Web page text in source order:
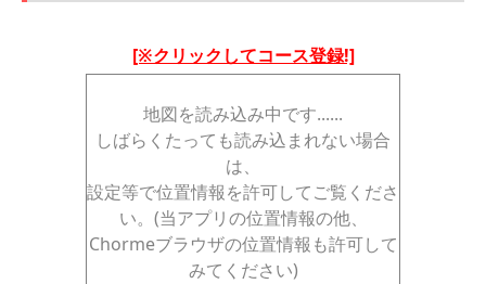
[※クリックしてコース登録!]
地図を読み込み中です......
しばらくたっても読み込まれない場合
は、
設定等で位置情報を許可してご覧くださ
い。(当アプリの位置情報の他、
Chormeブラウザの位置情報も許可して
みてください)